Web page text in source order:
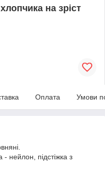
на зріст
Оплата Умови
- нейлон, підстіжка з